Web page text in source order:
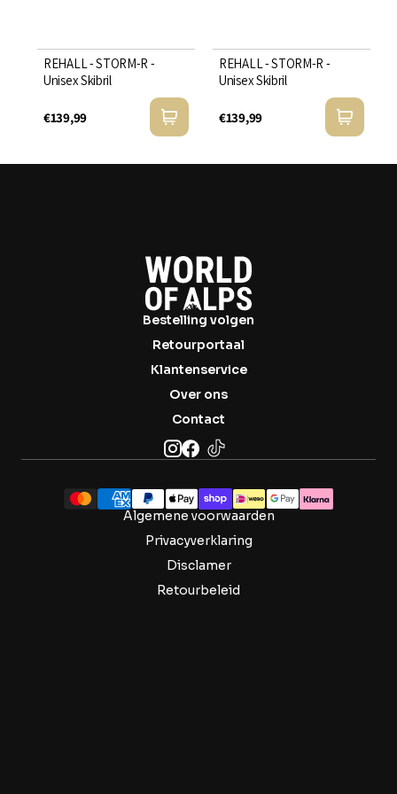
REHALL - STORM-R -
Unisex Skibril
€139,99
REHALL - STORM-R -
Unisex Skibril
€139,99
Bestelling volgen
Retourportaal
Klantenservice
Over ons
Contact
Algemene voorwaarden
Privacyverklaring
Disclamer
Retourbeleid